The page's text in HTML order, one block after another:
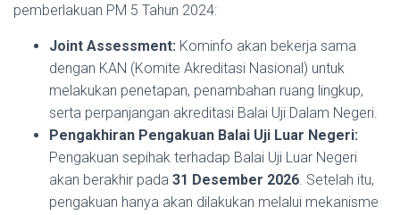
pemberlakuan PM 5 Tahun 2024:
Joint Assessment: Kominfo akan bekerja sama
dengan KAN (Komite Akreditasi Nasional) untuk
melakukan penetapan, penambahan ruang lingkup,
serta perpanjangan akreditasi Balai Uji Dalam Negeri.
Pengakhiran Pengakuan Balai Uji Luar Negeri:
Pengakuan sepihak terhadap Balai Uji Luar Negeri
akan berakhir pada 31 Desember 2026. Setelah itu,
pengakuan hanya akan dilakukan melalui mekanisme